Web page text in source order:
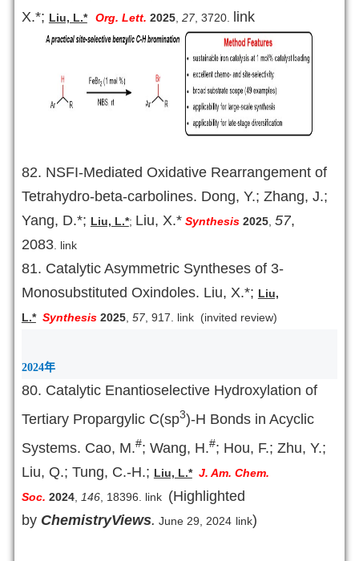
X.*; Liu, L.* Org. Lett. 2025, 27, 3720. link
82. NSFI-Mediated Oxidative Rearrangement of
Tetrahydro-beta-carbolines. Dong, Y.; Zhang, J.;
Yang, D.*; Liu, L.*; Liu, X.* Synthesis 2025, 57,
2083. link
81. Catalytic Asymmetric Syntheses of 3-
Monosubstituted Oxindoles. Liu, X.*; Liu,
L.* Synthesis 2025, 57, 917. link(invited review)
2024年
80. Catalytic Enantioselective Hydroxylation of
Tertiary Propargylic C(sp3)-H Bonds in Acyclic
Systems. Cao, M.#; Wang, H.#; Hou, F.; Zhu, Y.;
Liu, Q.; Tung, C.-H.; Liu, L.* J. Am. Chem.
Soc. 2024, 146, 18396. link (Highlighted
by ChemistryViews. June 29, 2024 link)